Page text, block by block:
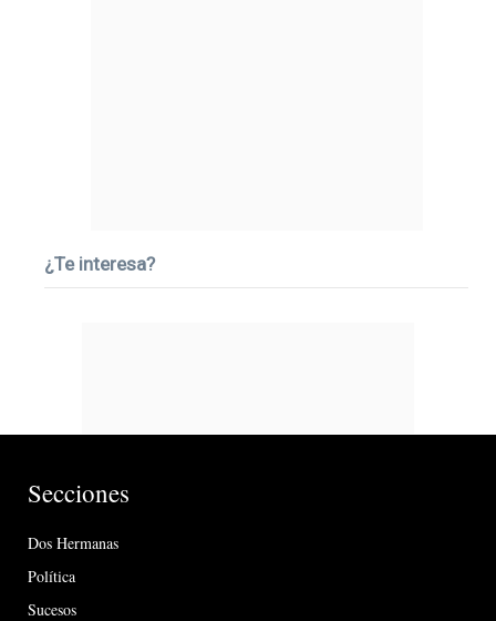
¿Te interesa?
Secciones
Dos Hermanas
Política
Sucesos